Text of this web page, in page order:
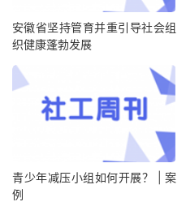
安徽省坚持管育并重引导社会组
织健康蓬勃发展
青少年减压小组如何开展？ | 案
例